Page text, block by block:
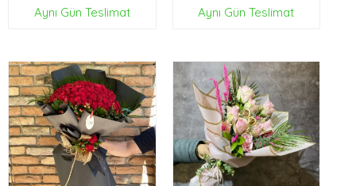
Aynı Gün Teslimat Aynı Gün Teslimat